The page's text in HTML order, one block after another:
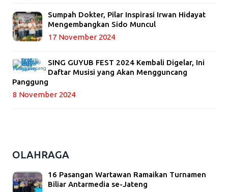
Sumpah Dokter, Pilar Inspirasi Irwan Hidayat
Mengembangkan Sido Muncul
17 November 2024
SING GUYUB FEST 2024 Kembali Digelar, Ini
Daftar Musisi yang Akan Mengguncang
Panggung
8 November 2024
OLAHRAGA
16 Pasangan Wartawan Ramaikan Turnamen
Biliar Antarmedia se-Jateng